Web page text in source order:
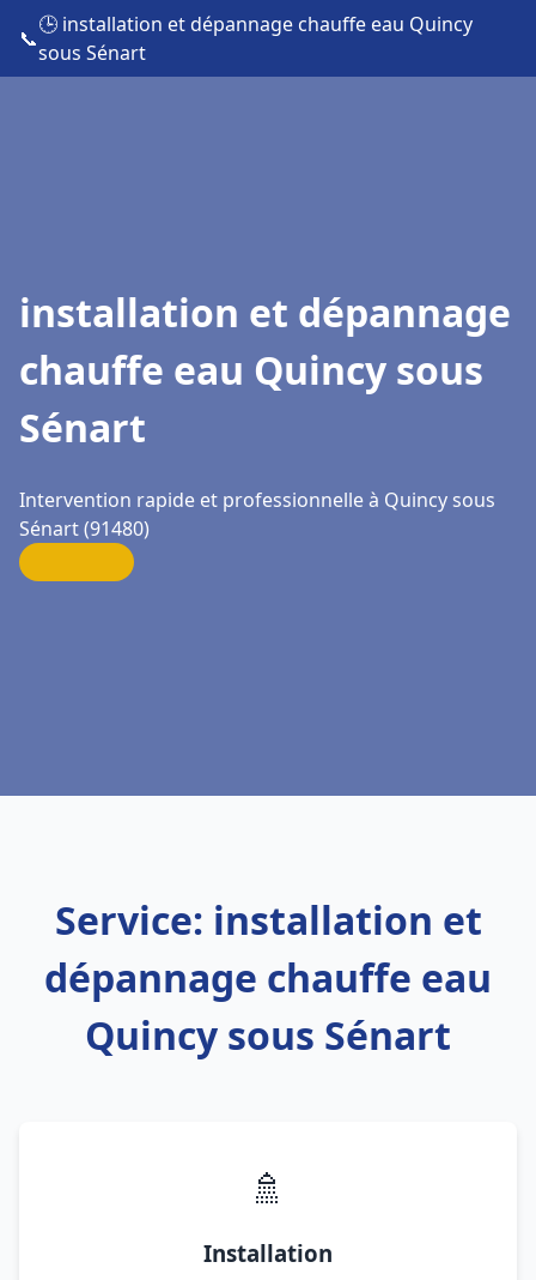
📞
🕒 installation et dépannage chauffe eau Quincy
sous Sénart
installation et dépannage
chauffe eau Quincy sous
Sénart
Intervention rapide et professionnelle à Quincy sous
Sénart (91480)
Service: installation et
dépannage chauffe eau
Quincy sous Sénart
🚿
Installation